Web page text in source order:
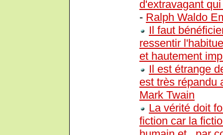
d'extravagant
- Ralph Waldo
Il faut
ressentir
et hautement
Il est étrange
est très répandu
Mark Twain
La vérité doit
fiction car la